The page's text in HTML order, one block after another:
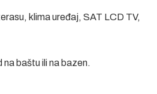
klima uređaj, SAT LCD TV,
baštu ili na bazen.